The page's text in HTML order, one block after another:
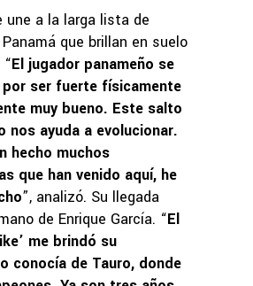
une a la larga lista de
que brillan en suelo
El jugador panameño se
ser fuerte físicamente
muy bueno. Este salto
nos ayuda a evolucionar.
hecho muchos
que han venido aquí, he
”, analizó. Su llegada
de Enrique García. “El
me brindó su
conocía de Tauro, donde